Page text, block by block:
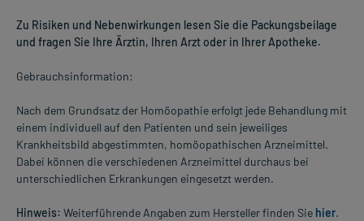
Zu Risiken und Nebenwirkungen lesen Sie die Packungsbeilage
und fragen Sie Ihre Ärztin, Ihren Arzt oder in Ihrer Apotheke.
Gebrauchsinformation:
Nach dem Grundsatz der Homöopathie erfolgt jede Behandlung mit
einem individuell auf den Patienten und sein jeweiliges
Krankheitsbild abgestimmten, homöopathischen Arzneimittel.
Dabei können die verschiedenen Arzneimittel durchaus bei
unterschiedlichen Erkrankungen eingesetzt werden.
Hinweis: Weiterführende Angaben zum Hersteller finden Sie hier.